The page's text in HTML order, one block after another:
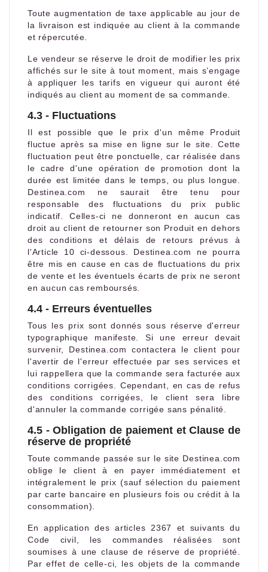
Toute augmentation de taxe applicable au jour de
la livraison est indiquée au client à la commande
et répercutée.
Le vendeur se réserve le droit de modifier les prix
affichés sur le site à tout moment, mais s’engage
à appliquer les tarifs en vigueur qui auront été
indiqués au client au moment de sa commande.
4.3 - Fluctuations
Il est possible que le prix d'un même Produit
fluctue après sa mise en ligne sur le site. Cette
fluctuation peut être ponctuelle, car réalisée dans
le cadre d'une opération de promotion dont la
durée est limitée dans le temps, ou plus longue.
Destinea.com ne saurait être tenu pour
responsable des fluctuations du prix public
indicatif. Celles-ci ne donneront en aucun cas
droit au client de retourner son Produit en dehors
des conditions et délais de retours prévus à
l'Article 10 ci-dessous. Destinea.com ne pourra
être mis en cause en cas de fluctuations du prix
de vente et les éventuels écarts de prix ne seront
en aucun cas remboursés.
4.4 - Erreurs éventuelles
Tous les prix sont donnés sous réserve d'erreur
typographique manifeste. Si une erreur devait
survenir, Destinea.com contactera le client pour
l'avertir de l'erreur effectuée par ses services et
lui rappellera que la commande sera facturée aux
conditions corrigées. Cependant, en cas de refus
des conditions corrigées, le client sera libre
d'annuler la commande corrigée sans pénalité.
4.5 - Obligation de paiement et Clause de
réserve de propriété
Toute commande passée sur le site Destinea.com
oblige le client à en payer immédiatement et
intégralement le prix (sauf sélection du paiement
par carte bancaire en plusieurs fois ou crédit à la
consommation).
En application des articles 2367 et suivants du
Code civil, les commandes réalisées sont
soumises à une clause de réserve de propriété.
Par effet de celle-ci, les objets de la commande